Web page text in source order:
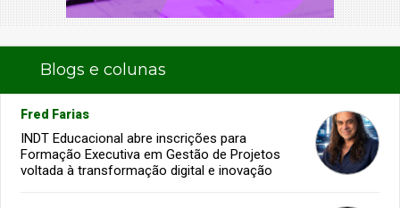
Blogs e colunas
Fred Farias
INDT Educacional abre inscrições para
Formação Executiva em Gestão de Projetos
voltada à transformação digital e inovação